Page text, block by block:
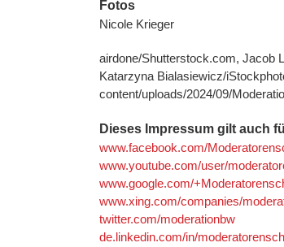
Fotos
Nicole Krieger
airdone/Shutterstock.com, Jacob
Katarzyna Bialasiewicz/
content/uploads/2024/09/
Dieses Impressum gilt auch
www.facebook.com/
www.youtube.com/user/
www.google.com/
www.xing.com/companies/
twitter.com/moderationbw
de.linkedin.com/in/